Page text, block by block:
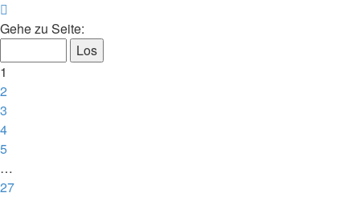
1
27
Gehe zu Seite:
1
2
3
4
5
…
27